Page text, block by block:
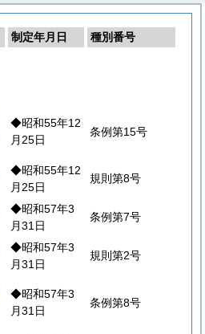
制定年月日
種別番号
◆昭和55年12
月25日
条例第15号
◆昭和55年12
月25日
規則第8号
◆昭和57年3
月31日
条例第7号
◆昭和57年3
月31日
規則第2号
◆昭和57年3
月31日
条例第8号